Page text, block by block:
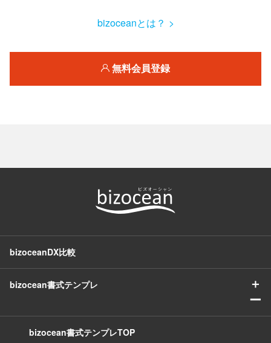
bizoceanとは？ >
無料会員登録
bizoceanDX比較
bizocean書式テンプレ
＋
ー
bizocean書式テンプレTOP